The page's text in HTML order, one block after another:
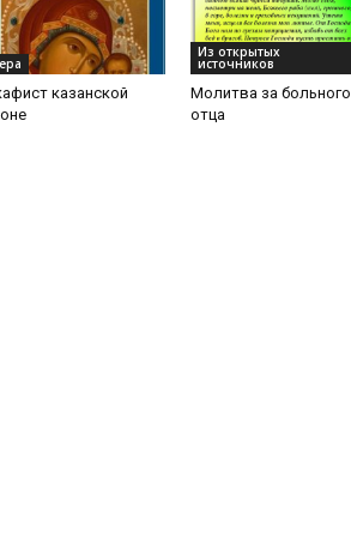
казанской
Из открытых
источников
Молитва за больного
отца